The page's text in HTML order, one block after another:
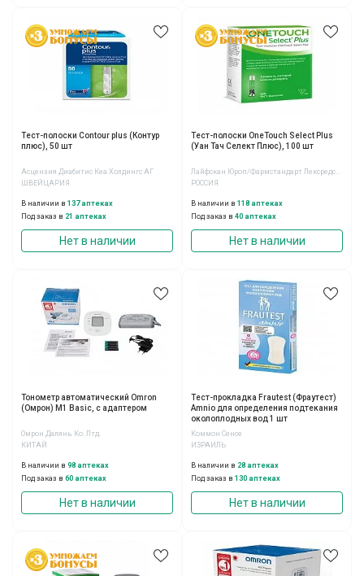
Тест-полоски Contour plus (Контур
плюс), 50 шт
Асцензия Диабитис Кеа Холдингс АГ
ШВЕЙЦАРИЯ
В наличии в 137 аптеках
Под заказ в 21 аптеках
Нет в наличии
Тест-полоски OneTouch Select Plus
(Уан Тач Селект Плюс), 100 шт
Лайфскан Юроп/Фармстандарт Лексредства ОАО
РОССИЯ
В наличии в 118 аптеках
Под заказ в 40 аптеках
Нет в наличии
Тонометр автоматический Omron
(Омрон) M1 Basic, с адаптером
Омрон Далянь Ко. Лтд.
КИТАЙ
В наличии в 98 аптеках
Под заказ в 60 аптеках
Нет в наличии
Тест-прокладка Frautest (Фраутест)
Amnio для определения подтекания
околоплодных вод 1 шт
Коммон Сенсе
ИЗРАИЛЬ
В наличии в 28 аптеках
Под заказ в 130 аптеках
Нет в наличии